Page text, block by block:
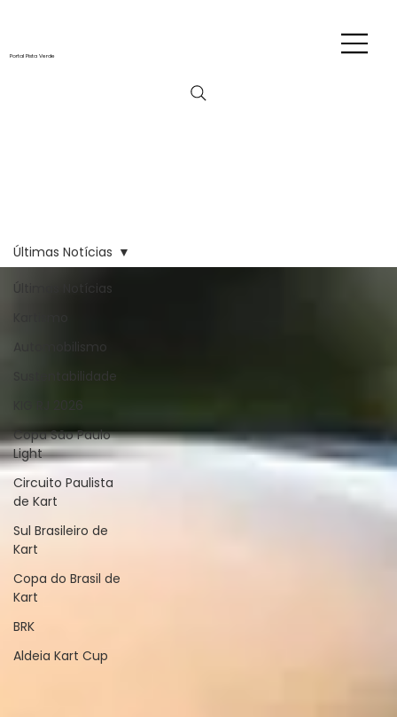
Portal Pista Verde
Últimas Notícias
Automobilismo
Sustentabilidade
KIG RJ 2026
Copa São Paulo
Light
Circuito Paulista
de Kart
Sul Brasileiro de
Kart
Copa do Brasil de
Kart
BRK
Aldeia Kart Cup
Últimas Notícias